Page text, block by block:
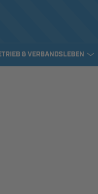
& VERBANDSLEBEN